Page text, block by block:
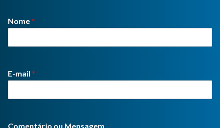
Nome*
E-mail *
Comentário ou Mensagem